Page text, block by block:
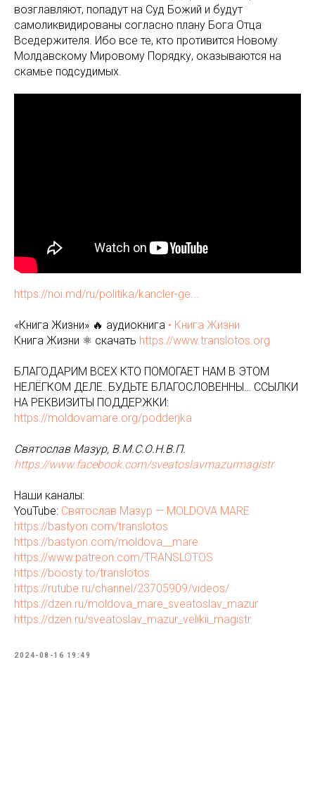
возглавляют, попадут на Суд Божий и будут
самоликвидированы согласно плану Бога Отца
Вседержителя. Ибо все те, кто противится Новому
Молдавскому Мировому Порядку, оказываются на
скамье подсудимых.
https://noi.md/ru/politika/kancler-ge...
«Книга Жизни» 🔥 аудиокнига • Книга Жизни
Книга Жизни ⚛️ скачать https://www.translotos.org
БЛАГОДАРИМ ВСЕХ КТО ПОМОГАЕТ НАМ В ЭТОМ
НЕЛЁГКОМ ДЕЛЕ. БУДЬТЕ БЛАГОСЛОВЕННЫ… ССЫЛКИ
НА РЕКВИЗИТЫ ПОДДЕРЖКИ:
https://moldovamare.org/podderjka
Святослав Мазур, В.М.С.О.Н.В.П.
https://www.facebook.com/sveatoslavmazurmagistr
Наши каналы:
YouTube: Святослав Мазур — MOLDOVA MARE
https://bastyon.com/translotos
https://bastyon.com/moldova__mare
https://www.patreon.com/TRANSLOTOS
https://boosty.to/translotos
https://rutube.ru/channel/23705909/videos/
https://dzen.ru/moldova_mare_sveatoslav_mazur
https://dzen.ru/sveatoslav_mazur_velikii_magistr
2024-08-16 19:49